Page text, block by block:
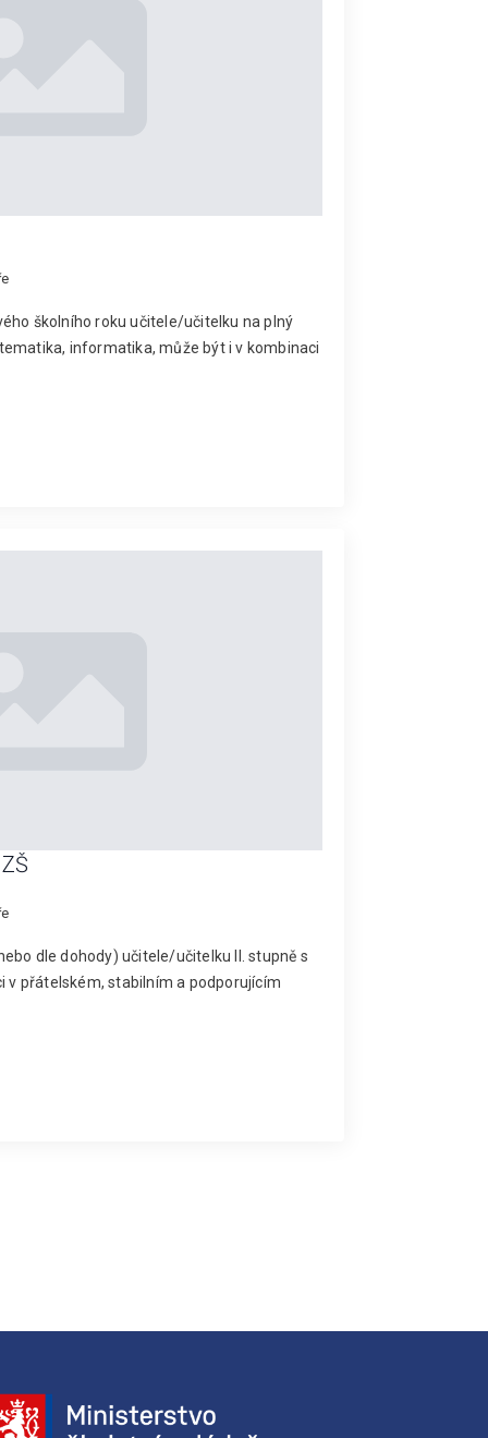
školního roku učitele/učitelku na plný
informatika, může být i v kombinaci
dle dohody) učitele/učitelku II. stupně s
v přátelském, stabilním a podporujícím